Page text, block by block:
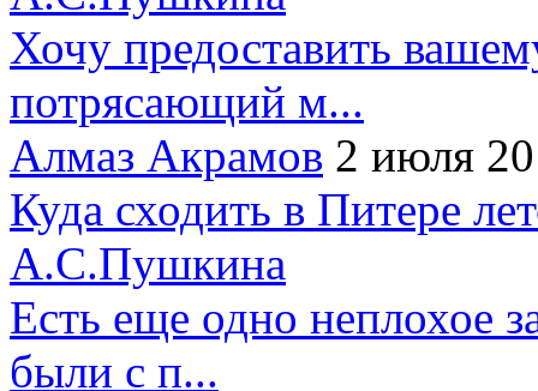
Хочу предоставить
потрясающий м...
Алмаз Акрамов 2 июля
Куда сходить в Питере
А.С.Пушкина
Есть еще одно неплохое
были с п...